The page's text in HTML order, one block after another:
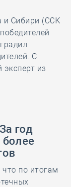
и Сибири (ССК
С
из
год
по итогам